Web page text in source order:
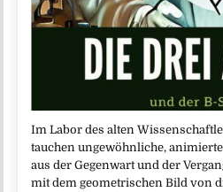
Im Labor des alten
tauchen ungewöhnliche,
aus der Gegenwart und der
mit dem geometrischen Bild von